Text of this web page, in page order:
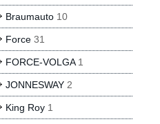
Braumauto10
Force31
FORCE-VOLGA1
JONNESWAY2
King Roy1